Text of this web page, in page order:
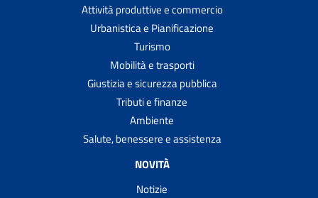
Attività produttive e commercio
Urbanistica e Pianificazione
Turismo
Mobilità e trasporti
Giustizia e sicurezza pubblica
Tributi e finanze
Ambiente
Salute, benessere e assistenza
NOVITÀ
Notizie